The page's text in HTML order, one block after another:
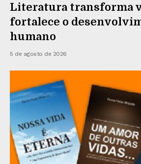
Literatura transforma
fortalece o
humano
5 de agosto de 2026